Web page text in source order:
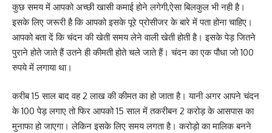
कुछ समय में आपको अच्छी खासी कमाई होने लगेगी,ऐसा बिलकुल भी नही है।
इसके लिए जरूरी है कि आपको इसके पूरे प्रोसीजर के बारे में पता होना चाहिए।
आपको बता दें कि चंदन की खेती समय लेने वाली खेती होती है। इसके पेड़ जितने
पुराने होते जाते हैं उतने ही कीमती होते चले जाते हैं। चंदन का एक पौधा जो 100
रुपये में लगाया था।
करीब 15 साल बाद वह 2 लाख की कीमत का हो जाता है। यानी अगर आपने चंदन
के 100 पेड़ लगाए तो फिर आपको 15 साल में तकरीबन 2 करोड़ के आसपास का
मुनाफा हो जाएगा। लेकिन इसके लिए समय लगता है। करोड़ो का मालिक बनने